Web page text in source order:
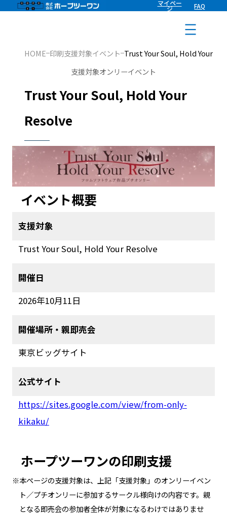
マイペー
ジ FAQ
HOME 印刷支援対象イベント Trust Your Soul, Hold Your
支援対象オンリーイベント
Trust Your Soul, Hold Your
Resolve
イベント概要
支援対象
Trust Your Soul, Hold Your Resolve
開催日
2026年10月11日
開催場所・親即売会
東京ビッグサイト
公式サイト
https://sites.google.com/view/from-only-
kikaku/
ホープツーワンの印刷支援
本ページの支援対象は、上記「支援対象」のオンリーイベン
ト／プチオンリーに参加するサークル様向けの内容です。親
となる即売会の参加者全体が対象になるわけではありませ